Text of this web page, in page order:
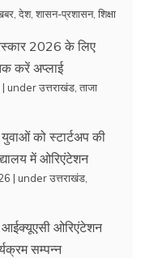
देश, शासन-प्रशासन, शिक्षा
2026 के लिए
करें अप्लाई
| underउत्तराखंड ताजा
युवाओं को स्टार्टअप की
में ओरिएंटेशन
| underउत्तराखंड
आईक्यूएसी ओरिएंटेशन
सम्पन्न